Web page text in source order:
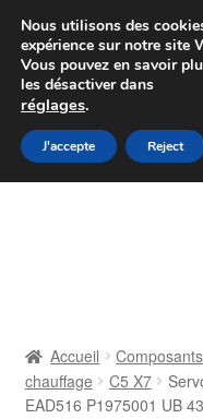
Colissimo
Du lundi au
Aller
à
Aller
au
Contact
Accueil
chauffage
C5 X7
EAD516 P1975001 UB
Nous utilisons des
expérience sur notre site
Vous pouvez en savoir
les désactiver dans
réglages.
J'accepte Reject